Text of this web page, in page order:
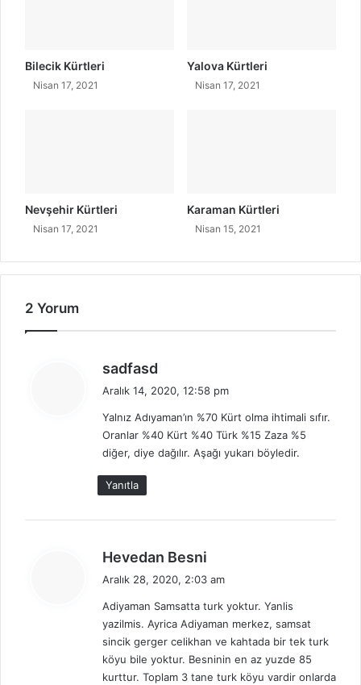
ç
Bilecik Kürtleri
Nisan 17, 2021
Yalova Kürtleri
Nisan 17, 2021
Nevşehir Kürtleri
Nisan 17, 2021
Karaman Kürtleri
Nisan 15, 2021
2 Yorum
sadfasd
e
i
k
i
Aralık 14, 2020, 12:58 pm
Yalnız Adıyaman’ın %70 Kürt olma ihtimali sıfır.
Oranlar %40 Kürt %40 Türk %15 Zaza %5
diğer, diye dağılır. Aşağı yukarı böyledir.
Yanıtla
Hevedan Besni
i
k
i
:
Aralık 28, 2020, 2:03 am
Adiyaman Samsatta turk yoktur. Yanlis
yazilmis. Ayrica Adiyaman merkez, samsat
sincik gerger celikhan ve kahtada bir tek turk
köyu bile yoktur. Besninin en az yuzde 85
kurttur. Toplam 3 tane turk köyu vardir onlarda